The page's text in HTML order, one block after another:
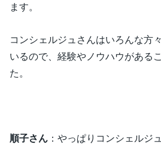
ます。
コンシェルジュさんはいろんな方
いるので、経験やノウハウがある
た。
順子さん ：やっぱりコンシェルジ